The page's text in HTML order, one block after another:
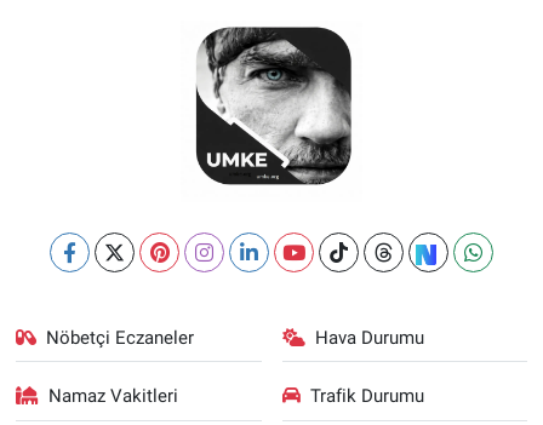
Nöbetçi Eczaneler Hava Durumu
Namaz Vakitleri Trafik Durumu